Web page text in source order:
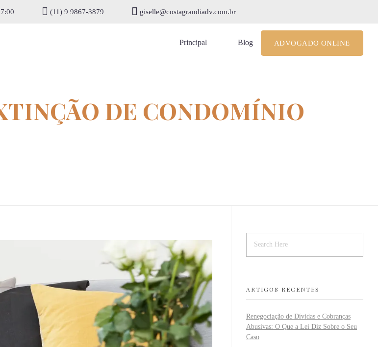
(11) 9 9867-3879 giselle@costagrandiadv.com.br
Principal Blog ADVOGADO ONLINE
DE CONDOMÍNIO
ARTIGOS RECENTES
Renegociação de Dívidas e Cobranças
Abusivas: O Que a Lei Diz Sobre o Seu
Caso